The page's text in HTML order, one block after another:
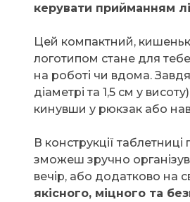
керувати прийманням
Цей компактний,
логотипом стане для
на роботі чи вдома.
діаметрі та 1,5 см у
кинувши у рюкзак або
В конструкції
зможеш зручно
вечір, або додатково на
якісного, міцного та